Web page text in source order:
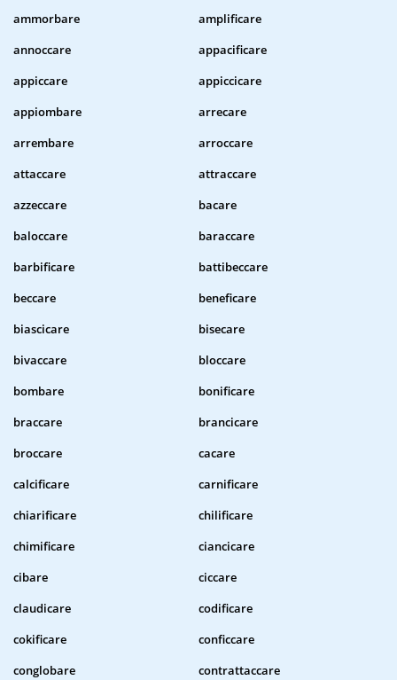
ammorbare
amplificare
annoccare
appacificare
appiccare
appiccicare
appiombare
arrecare
arrembare
arroccare
attaccare
attraccare
azzeccare
bacare
baloccare
baraccare
barbificare
battibeccare
beccare
beneficare
biascicare
bisecare
bivaccare
bloccare
bombare
bonificare
braccare
brancicare
broccare
cacare
calcificare
carnificare
chiarificare
chilificare
chimificare
ciancicare
cibare
ciccare
claudicare
codificare
cokificare
conficcare
conglobare
contrattaccare